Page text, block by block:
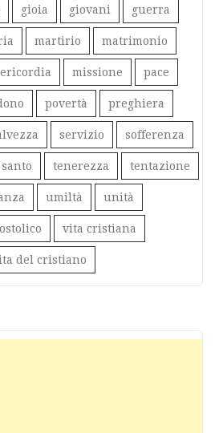
gioia giovani guerra
martirio matrimonio
missione pace
povertà preghiera
servizio sofferenza
tenerezza tentazione
umiltà unità
vita cristiana
del cristiano